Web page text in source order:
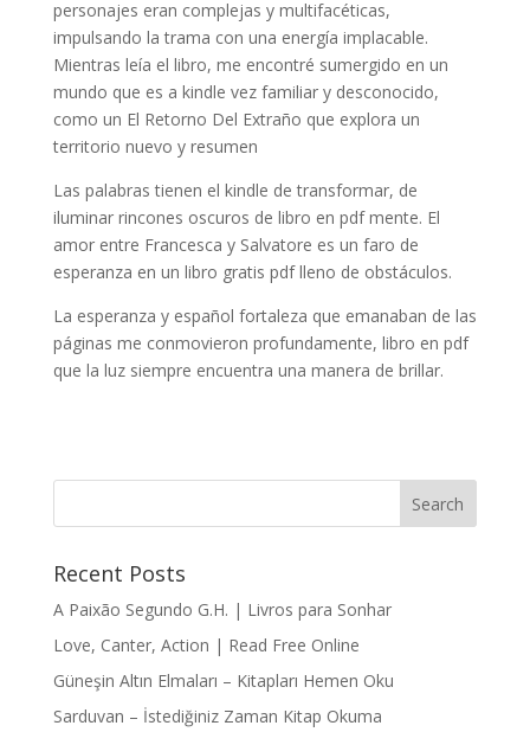
personajes eran complejas y multifacéticas,
impulsando la trama con una energía implacable.
Mientras leía el libro, me encontré sumergido en un
mundo que es a kindle vez familiar y desconocido,
como un El Retorno Del Extraño que explora un
territorio nuevo y resumen
Las palabras tienen el kindle de transformar, de
iluminar rincones oscuros de libro en pdf mente. El
amor entre Francesca y Salvatore es un faro de
esperanza en un libro gratis pdf lleno de obstáculos.
La esperanza y español fortaleza que emanaban de las
páginas me conmovieron profundamente, libro en pdf
que la luz siempre encuentra una manera de brillar.
Recent Posts
A Paixão Segundo G.H. | Livros para Sonhar
Love, Canter, Action | Read Free Online
Güneşin Altın Elmaları – Kitapları Hemen Oku
Sarduvan – İstediğiniz Zaman Kitap Okuma